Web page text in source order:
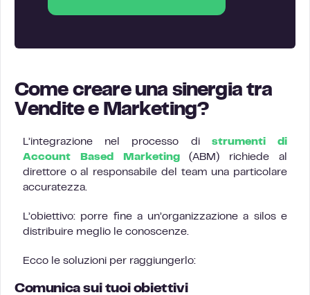
Come creare una sinergia tra
Vendite e Marketing?
L’integrazione nel processo di strumenti di
Account Based Marketing(ABM) richiede al
direttore o al responsabile del team una particolare
accuratezza.
L’obiettivo: porre fine a un’organizzazione a silos e
distribuire meglio le conoscenze.
Ecco le soluzioni per raggiungerlo:
Comunica sui tuoi obiettivi